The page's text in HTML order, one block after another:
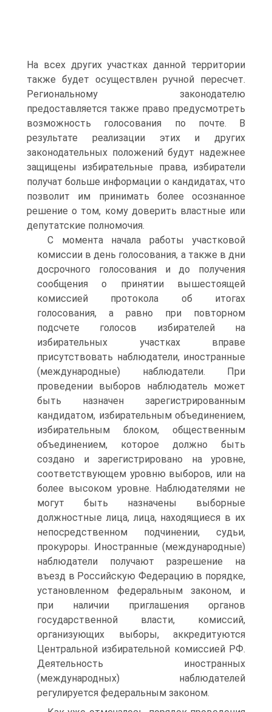
На всех других участках данной территории
также будет осуществлен ручной пересчет.
Региональному законодателю
предоставляется также право предусмотреть
возможность голосования по почте. В
результате реализации этих и других
законодательных положений будут надежнее
защищены избирательные права, избиратели
получат больше информации о кандидатах, что
позволит им принимать более осознанное
решение о том, кому доверить властные или
депутатские полномочия.
С момента начала работы участковой
комиссии в день голосования, а также в дни
досрочного голосования и до получения
сообщения о принятии вышестоящей
комиссией протокола об итогах
голосования, а равно при повторном
подсчете голосов избирателей на
избирательных участках вправе
присутствовать наблюдатели, иностранные
(международные) наблюдатели. При
проведении выборов наблюдатель может
быть назначен зарегистрированным
кандидатом, избирательным объединением,
избирательным блоком, общественным
объединением, которое должно быть
создано и зарегистрировано на уровне,
соответствующем уровню выборов, или на
более высоком уровне. Наблюдателями не
могут быть назначены выборные
должностные лица, лица, находящиеся в их
непосредственном подчинении, судьи,
прокуроры. Иностранные (международные)
наблюдатели получают разрешение на
въезд в Российскую Федерацию в порядке,
установленном федеральным законом, и
при наличии приглашения органов
государственной власти, комиссий,
организующих выборы, аккредитуются
Центральной избирательной комиссией РФ.
Деятельность иностранных
(международных) наблюдателей
регулируется федеральным законом.